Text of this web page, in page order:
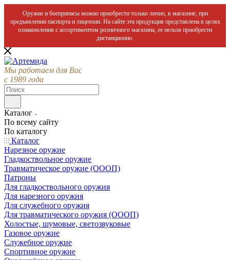
Оружие и боеприпасы можно приобрести только лично, в магазине, при
предъявлении паспорта и лицензии. На сайте эта продукция представлена в целях
ознакомления с ассортиментом розничного магазина, ее нельзя приобрести
дистанционно.
Мы работаем для Вас
с 1989 года
Каталог
По всему сайту
По каталогу
Каталог
Нарезное оружие
Гладкоствольное оружие
Травматическое оружие (ОООП)
Патроны
Для гладкоствольного оружия
Для нарезного оружия
Для служебного оружия
Для травматического оружия (ОООП)
Холостые, шумовые, светозвуковые
Газовое оружие
Служебное оружие
Спортивное оружие